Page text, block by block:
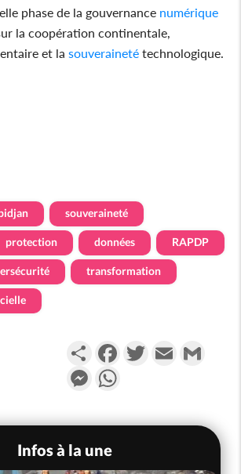
phase de la gouvernance numérique
la coopération continentale,
et la souveraineté technologique.
souveraineté
protection données RAPDP
transformation
PartagerFacebookTwitterEmail
Messenger
Infos à la une